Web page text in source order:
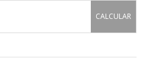
CALCULAR